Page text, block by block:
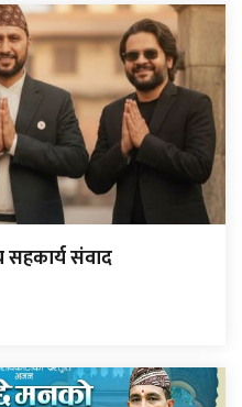
संवाद